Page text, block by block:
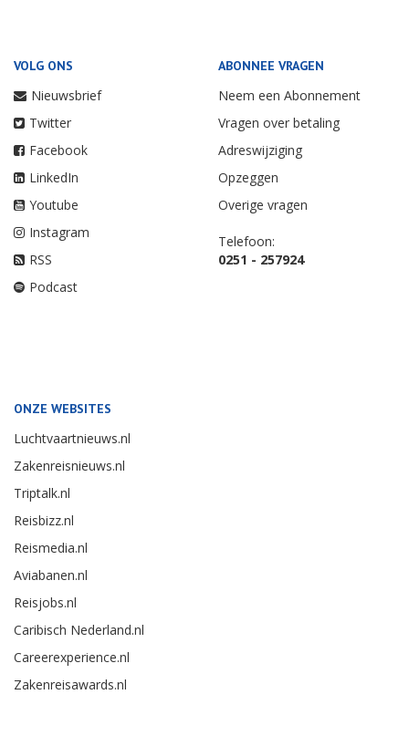
VOLG ONS
Nieuwsbrief
Twitter
Facebook
LinkedIn
Youtube
Instagram
RSS
Podcast
ABONNEE VRAGEN
Neem een Abonnement
Vragen over betaling
Adreswijziging
Opzeggen
Overige vragen
Telefoon:
0251 - 257924
ONZE WEBSITES
Luchtvaartnieuws.nl
Zakenreisnieuws.nl
Triptalk.nl
Reisbizz.nl
Reismedia.nl
Aviabanen.nl
Reisjobs.nl
Caribisch Nederland.nl
Careerexperience.nl
Zakenreisawards.nl